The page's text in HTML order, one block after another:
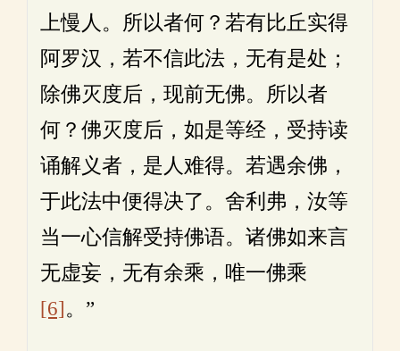
上慢人。所以者何？若有比丘实得
阿罗汉，若不信此法，无有是处；
除佛灭度后，现前无佛。所以者
何？佛灭度后，如是等经，受持读
诵解义者，是人难得。若遇余佛，
于此法中便得决了。舍利弗，汝等
当一心信解受持佛语。诸佛如来言
无虚妄，无有余乘，唯一佛乘
[6]。”